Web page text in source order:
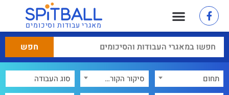
מאגרי עבודות וסיכומים
תחום
סיקור הקורונה